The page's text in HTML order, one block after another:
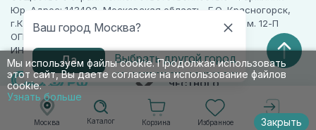
Москва
Ваш город Москва?
Да Выбрать другой город
Каталог Корзина Избранное Войти
Мы используем файлы cookie. Продолжая использовать
этот сайт, Вы даете согласие на использование файлов
cookie.
Узнать больше
Закрыть
Юр. Адрес: 143402, Московская область, Г.О. Красногорск,
г.Красногорск, ул. Жуковского, д. 17, помещ. III, ком. 12-П
ОГРН 1225000071955
ИНН 5024223277
ПАРТНЕР
ЧЕСТНОГО